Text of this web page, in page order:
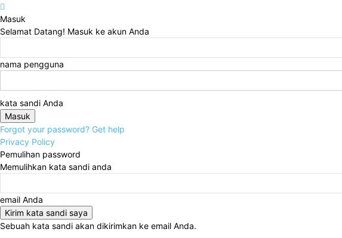
Masuk
Selamat Datang! Masuk ke akun Anda
nama pengguna
kata sandi Anda
Forgot your password? Get help
Privacy Policy
Pemulihan password
Memulihkan kata sandi anda
email Anda
Sebuah kata sandi akan dikirimkan ke email Anda.